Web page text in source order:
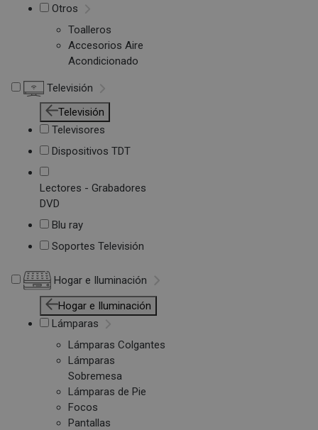
Otros
Toalleros
Accesorios Aire
Acondicionado
Televisión
Televisión
Televisores
Dispositivos TDT
Lectores - Grabadores
DVD
Blu ray
Soportes Televisión
Hogar e Iluminación
Hogar e Iluminación
Lámparas
Lámparas Colgantes
Lámparas
Sobremesa
Lámparas de Pie
Focos
Pantallas